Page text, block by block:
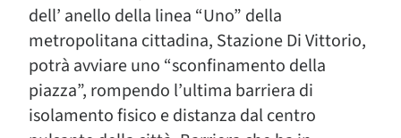
dell’ anello della linea “Uno” della
metropolitana cittadina, Stazione Di Vittorio,
potrà avviare uno “sconfinamento della
piazza”, rompendo l’ultima barriera di
isolamento fisico e distanza dal centro